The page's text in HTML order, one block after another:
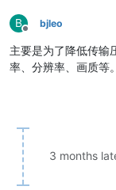
B
Offline
bjleo
主要是为了降低传输
率、分辨率、画质等
3 months